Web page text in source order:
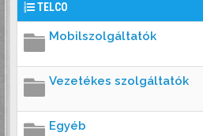
TELCO
Mobilszolgáltatók
Vezetékes szolgáltatók
Egyéb